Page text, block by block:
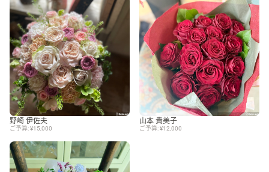
野崎 伊佐夫
ご予算: ¥15,000
山本 貴美子
ご予算: ¥12,000